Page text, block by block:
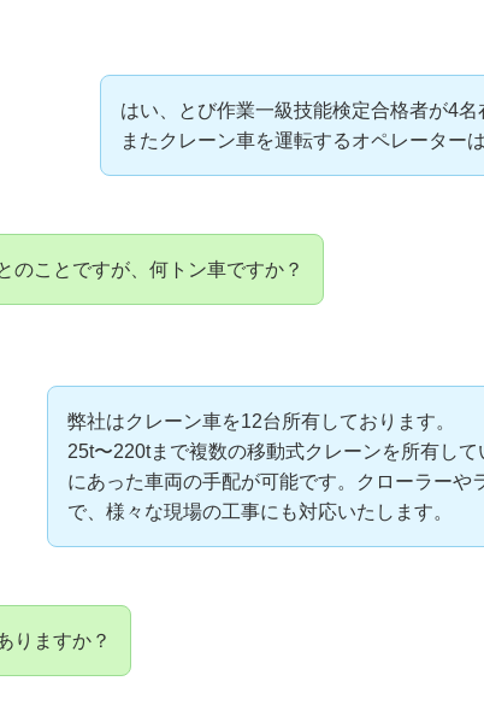
はい、とび作業一級技能検定合格者が4名
またクレーン車を運転するオペレーター
のことですが、何トン車ですか？
弊社はクレーン車を12台所有しております。
25t〜220tまで複数の移動式クレーンを所有し
にあった車両の手配が可能です。クローラーや
で、様々な現場の工事にも対応いたします。
りますか？